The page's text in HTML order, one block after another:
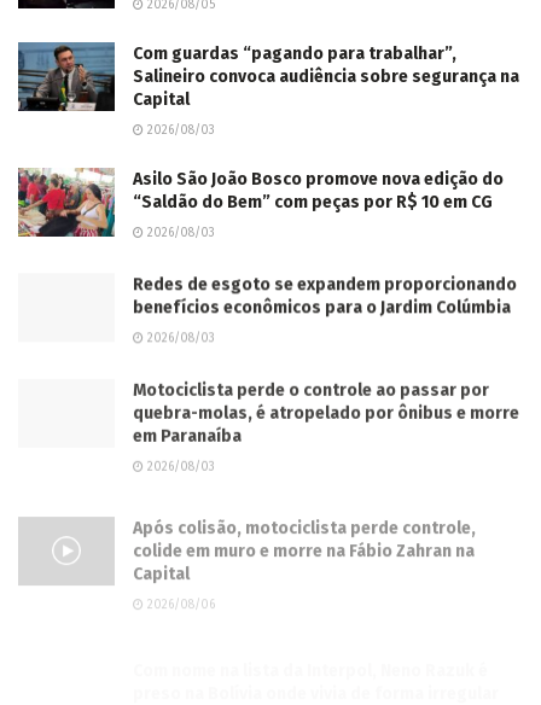
2026/08/05
Com guardas “pagando para trabalhar”,
Salineiro convoca audiência sobre segurança na
Capital
2026/08/03
Asilo São João Bosco promove nova edição do
“Saldão do Bem” com peças por R$ 10 em CG
2026/08/03
Redes de esgoto se expandem proporcionando
benefícios econômicos para o Jardim Colúmbia
2026/08/03
Motociclista perde o controle ao passar por
quebra-molas, é atropelado por ônibus e morre
em Paranaíba
2026/08/03
colide em muro e morre na Fábio Zahran na
Capital
2026/08/06